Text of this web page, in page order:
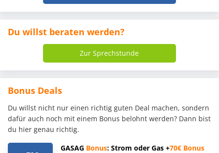
Du willst beraten werden?
Zur Sprechstunde
Bonus Deals
Du willst nicht nur einen richtig guten Deal machen, sondern
dafür auch noch mit einem Bonus belohnt werden? Dann bist
du hier genau richtig.
GASAG Bonus: Strom oder Gas +70€ Bonus